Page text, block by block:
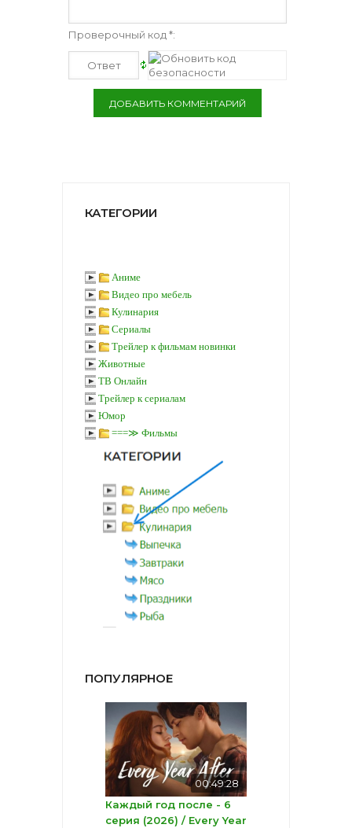
Проверочный код *:
КАТЕГОРИИ
Аниме
Видео про мебель
Кулинария
Сериалы
Трейлер к фильмам новинки
Животные
ТВ Онлайн
Трейлер к сериалам
Юмор
===≫ Фильмы
ПОПУЛЯРНОЕ
00:49:28
Каждый год после - 6
серия (2026) / Every Year